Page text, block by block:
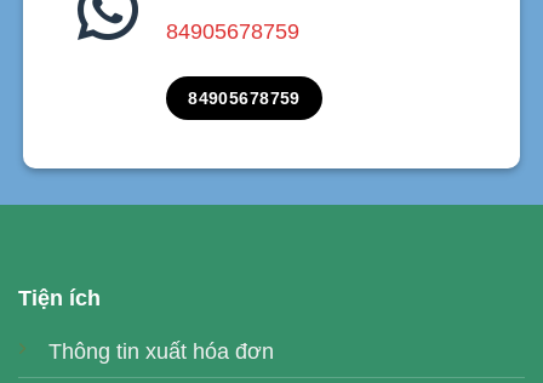
84905678759
84905678759
Tiện ích
Thông tin xuất hóa đơn